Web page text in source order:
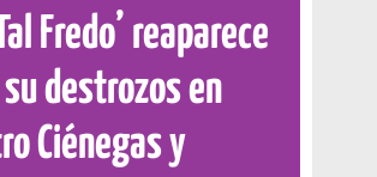
Fredo’ reaparece
destrozos en
Ciénegas y